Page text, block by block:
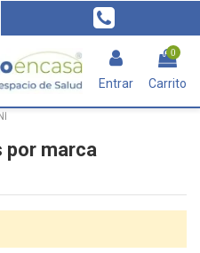
Entrar
0
Carrito
por marca